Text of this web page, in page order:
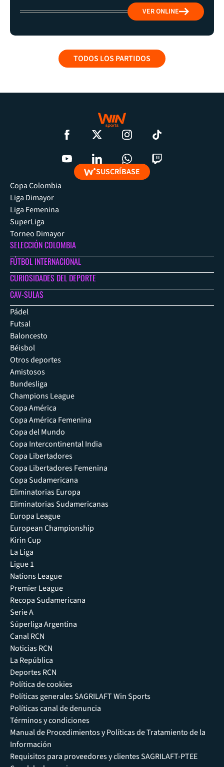
VER ONLINE
TODOS LOS PARTIDOS
SUSCRÍBASE
Copa Colombia
Liga Dimayor
Liga Femenina
SuperLiga
Torneo Dimayor
SELECCIÓN COLOMBIA
FÚTBOL INTERNACIONAL
CURIOSIDADES DEL DEPORTE
CAV-SULAS
Pádel
Futsal
Baloncesto
Béisbol
Otros deportes
Amistosos
Bundesliga
Champions League
Copa América
Copa América Femenina
Copa del Mundo
Copa Intercontinental India
Copa Libertadores
Copa Libertadores Femenina
Copa Sudamericana
Eliminatorias Europa
Eliminatorias Sudamericanas
Europa League
European Championship
Kirin Cup
La Liga
Ligue 1
Nations League
Premier League
Recopa Sudamericana
Serie A
Súperliga Argentina
Canal RCN
Noticias RCN
La República
Deportes RCN
Política de cookies
Políticas generales SAGRILAFT Win Sports
Políticas canal de denuncia
Términos y condiciones
Manual de Procedimientos y Políticas de Tratamiento de la
Información
Requisitos para proveedores y clientes SAGRILAFT-PTEE